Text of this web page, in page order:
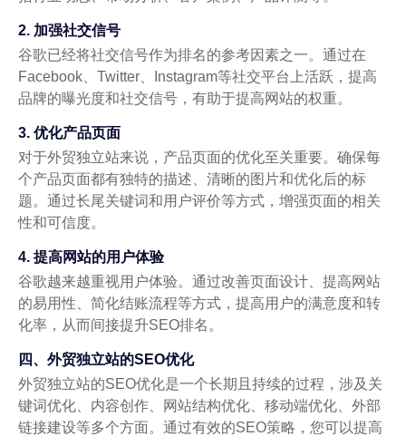
2. 加强社交信号
谷歌已经将社交信号作为排名的参考因素之一。通过在
Facebook、Twitter、Instagram等社交平台上活跃，提高
品牌的曝光度和社交信号，有助于提高网站的权重。
3. 优化产品页面
对于外贸独立站来说，产品页面的优化至关重要。确保每
个产品页面都有独特的描述、清晰的图片和优化后的标
题。通过长尾关键词和用户评价等方式，增强页面的相关
性和可信度。
4. 提高网站的用户体验
谷歌越来越重视用户体验。通过改善页面设计、提高网站
的易用性、简化结账流程等方式，提高用户的满意度和转
化率，从而间接提升SEO排名。
四、外贸独立站的SEO优化
外贸独立站的SEO优化是一个长期且持续的过程，涉及关
键词优化、内容创作、网站结构优化、移动端优化、外部
链接建设等多个方面。通过有效的SEO策略，您可以提高